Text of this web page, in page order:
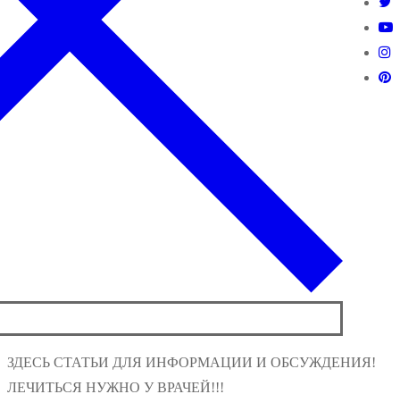
ЗДЕСЬ СТАТЬИ ДЛЯ ИНФОРМАЦИИ И ОБСУЖДЕНИЯ!
ЛЕЧИТЬСЯ НУЖНО У ВРАЧЕЙ!!!